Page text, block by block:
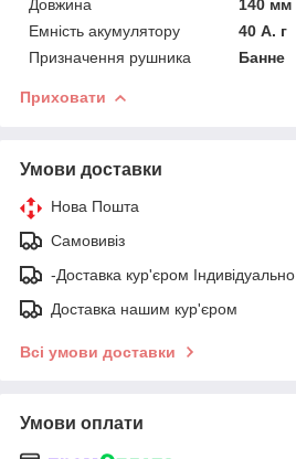
Довжина
140 мм
Емність акумулятору
40 А. г
Призначення рушника
Банне
Приховати
Умови доставки
Нова Пошта
Самовивіз
-Доставка кур'єром Індивідуально
Доставка нашим кур'єром
Всі умови доставки
Умови оплати